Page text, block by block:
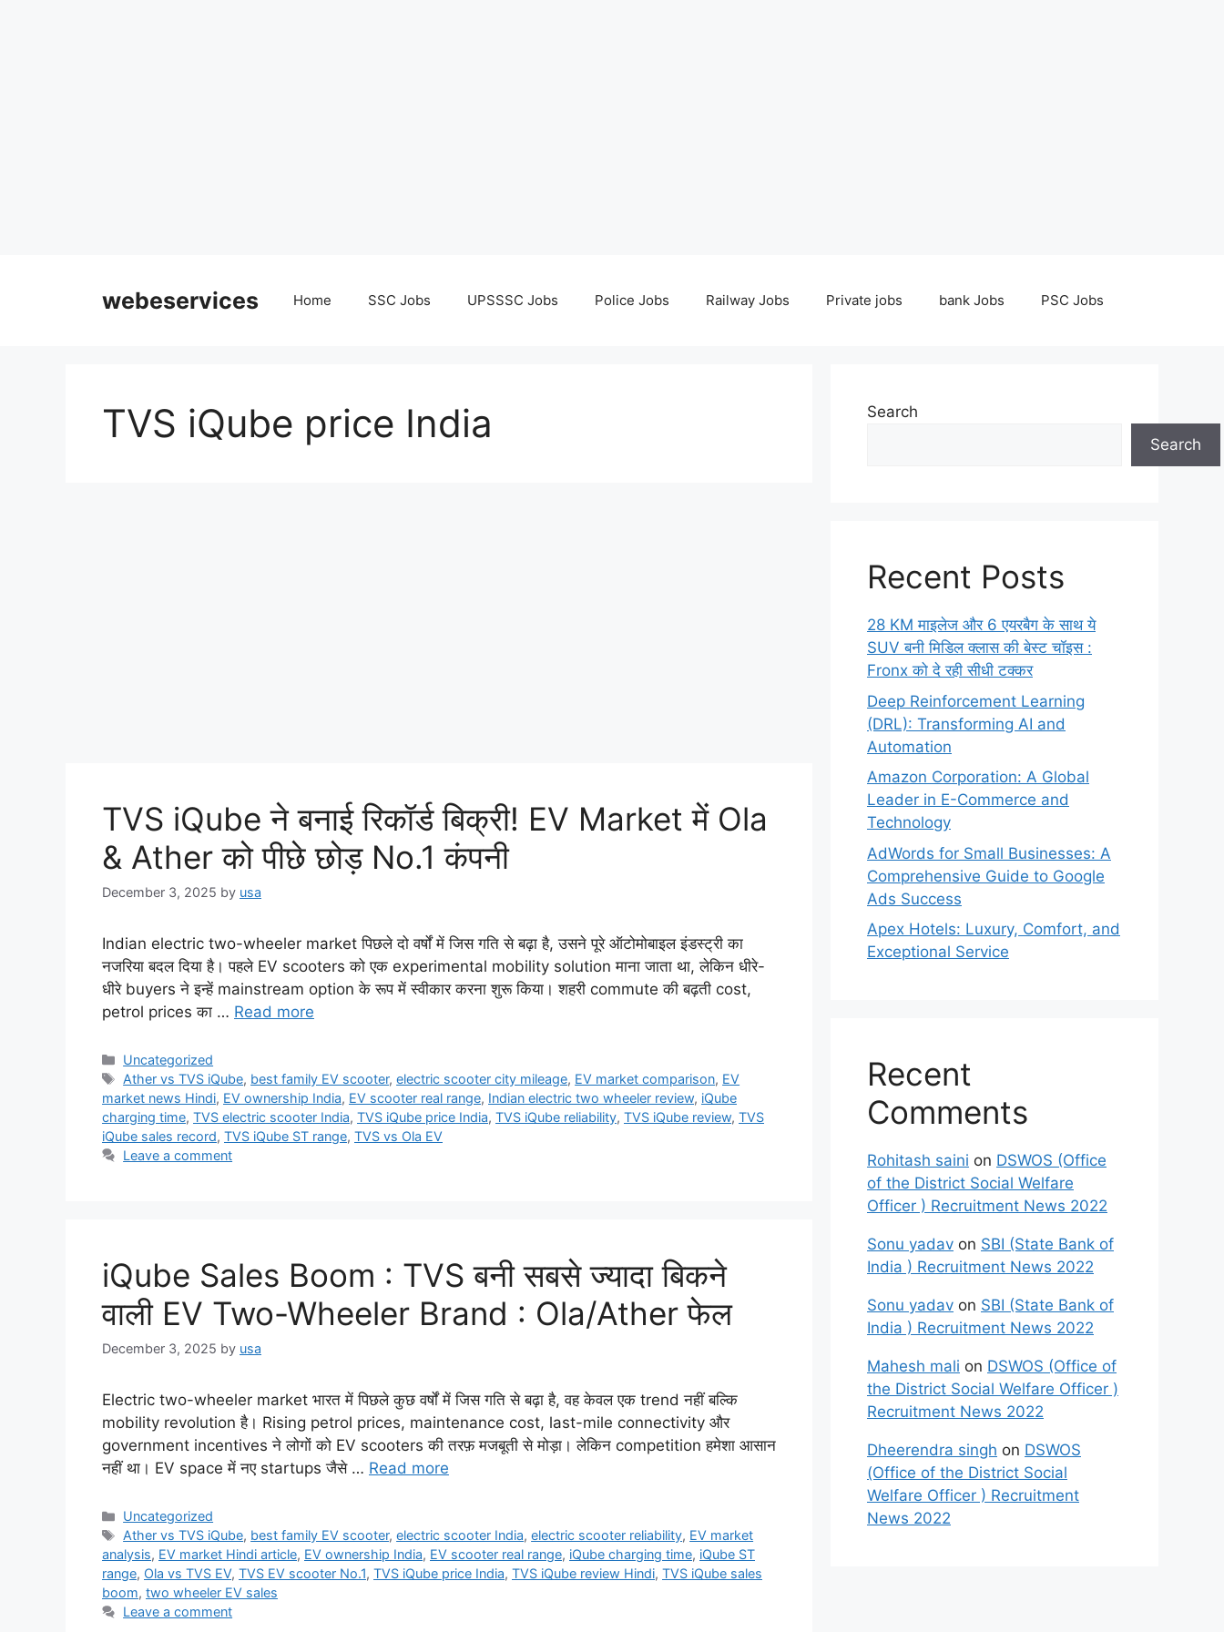
webeservices Home SSC Jobs UPSSSC Jobs Police Jobs Railway Jobs Private jobs bank Jobs PSC Jobs
TVS iQube price India
TVS iQube ने बनाई रिकॉर्ड बिक्री! EV Market में Ola
& Ather को पीछे छोड़ No.1 कंपनी
December 3, 2025 by usa
Indian electric two-wheeler market पिछले दो वर्षों में जिस गति से बढ़ा है, उसने पूरे ऑटोमोबाइल इंडस्ट्री का
नजरिया बदल दिया है। पहले EV scooters को एक experimental mobility solution माना जाता था, लेकिन धीरे-
धीरे buyers ने इन्हें mainstream option के रूप में स्वीकार करना शुरू किया। शहरी commute की बढ़ती cost,
petrol prices का … Read more
Categories
Uncategorized
Tags
Ather vs TVS iQube, best family EV scooter,electric scooter city mileage, EV market comparison, EV
market news Hindi, EV ownership India, EV scooter real range, Indian electric two wheeler review, iQube
charging time, TVS electric scooter India, TVS iQube price India, TVS iQube reliability, TVS iQube review, TVS
iQube sales record, TVS iQube ST range, TVS vs Ola EV
Leave a comment
iQube Sales Boom : TVS बनी सबसे ज्यादा बिकने
वाली EV Two-Wheeler Brand : Ola/Ather फेल
December 3, 2025 by usa
Electric two-wheeler market भारत में पिछले कुछ वर्षों में जिस गति से बढ़ा है, वह केवल एक trend नहीं बल्कि
mobility revolution है। Rising petrol prices, maintenance cost, last-mile connectivity और
government incentives ने लोगों को EV scooters की तरफ़ मजबूती से मोड़ा। लेकिन competition हमेशा आसान
नहीं था। EV space में नए startups जैसे … Read more
Categories
Uncategorized
Tags
Ather vs TVS iQube, best family EV scooter,electric scooter India,electric scooter reliability, EV market
analysis, EV market Hindi article, EV ownership India, EV scooter real range, iQube charging time, iQube ST
range, Ola vs TVS EV, TVS EV scooter No.1, TVS iQube price India, TVS iQube review Hindi, TVS iQube sales
boom, two wheeler EV sales
Leave a comment
Search
Search
Recent Posts
28 KM माइलेज और 6 एयरबैग के साथ ये
SUV बनी मिडिल क्लास की बेस्ट चॉइस :
Fronx को दे रही सीधी टक्कर
Deep Reinforcement Learning
(DRL): Transforming AI and
Automation
Amazon Corporation: A Global
Leader in E-Commerce and
Technology
AdWords for Small Businesses: A
Comprehensive Guide to Google
Ads Success
Apex Hotels: Luxury, Comfort, and
Exceptional Service
Recent
Comments
Rohitash saini on DSWOS (Office
of the District Social Welfare
Officer ) Recruitment News 2022
Sonu yadav on SBI (State Bank of
India ) Recruitment News 2022
Sonu yadav on SBI (State Bank of
India ) Recruitment News 2022
Mahesh mali on DSWOS (Office of
the District Social Welfare Officer )
Recruitment News 2022
Dheerendra singh on DSWOS
(Office of the District Social
Welfare Officer ) Recruitment
News 2022